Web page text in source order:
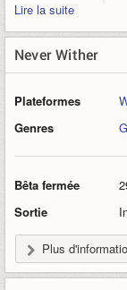
Lire la suite
Never Wither
Plateformes
Genres
Bêta fermée
Sortie
Plus